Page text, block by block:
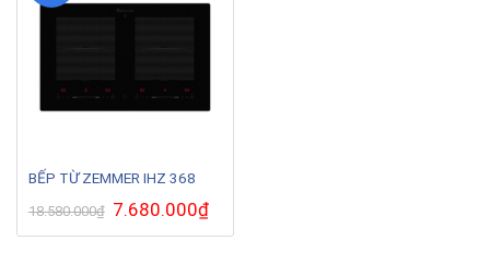
BẾP TỪ ZEMMER IHZ 368
18.580.000₫ Giá
gốc
là:
7.680.000₫Giá
hiện
tại